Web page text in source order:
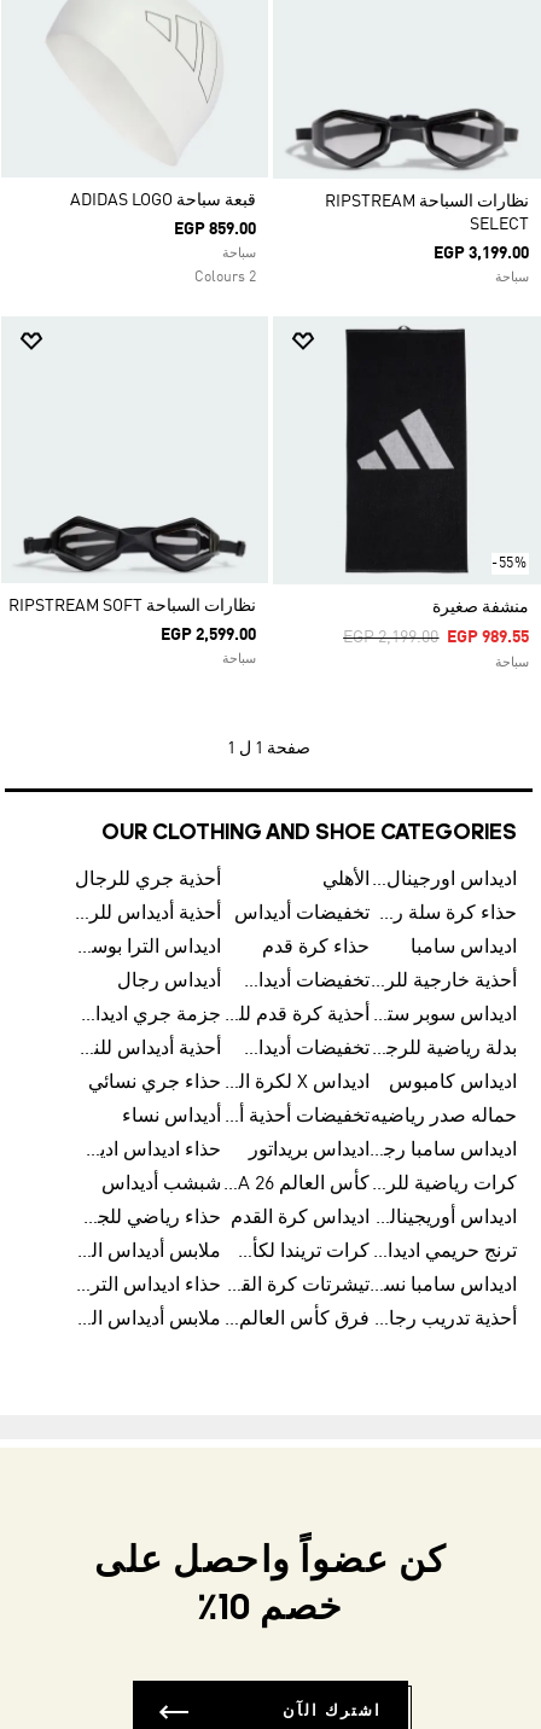
نظارات السباحة RIPSTREAM
SELECT
EGP 3,199.00
سباحة
قبعة سباحة ADIDAS LOGO
EGP 859.00
سباحة
2 Colours
-55%
منشفة صغيرة
Price Reduced From
EGP 2,199.00ToEGP 989.55
سباحة
نظارات السباحة RIPSTREAM SOFT
EGP 2,599.00
سباحة
صفحة 1 ل 1
OUR CLOTHING AND SHOE CATEGORIES
اديداس اورجينال رجالي الأهلي
أحذية جري للرجال
حذاء كرة سلة رجالي تخفيضات أديداس
أحذية أديداس للرجال
اديداس سامبا
حذاء كرة قدم
اديداس الترا بوست للرجال
أحذية خارجية للرجال
تخفيضات أديداس للرجال
أديداس رجال
اديداس سوبر ستار رجالي
أحذية كرة قدم للرجال
جزمة جري اديداس
بدلة رياضية للرجال
تخفيضات أديداس للنساء
أحذية أديداس للنساء
اديداس كامبوس
اديداس X لكرة القدم حذاء جري نسائي
حماله صدر رياضيه
تخفيضات أحذية أديداس للرجال أديداس نساء
اديداس سامبا رجالي اديداس بريداتور
حذاء اديداس اديستار للرجال
كرات رياضية للرجال
كأس العالم FIFA 26™ شبشب أديداس
اديداس أوريجينالز للنساء
اديداس كرة القدم
حذاء رياضي للجري
ترنج حريمي اديداس
كرات تريندا لكأس العالم FIFA 26™
ملابس أديداس الرياضية
اديداس سامبا نسائي
تيشرتات كرة القدم
حذاء اديداس الترا بوست 22
أحذية تدريب رجالية
فرق كأس العالم FIFA 26™ ملابس أديداس الرجالية
كن عضواً واحصل على
خصم 10٪
اشترك الآن